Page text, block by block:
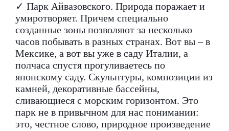
✓ Парк Айвазовского. Природа поражает и
умиротворяет. Причем специально
созданные зоны позволяют за несколько
часов побывать в разных странах. Вот вы – в
Мексике, а вот вы уже в саду Италии, а
полчаса спустя прогуливаетесь по
японскому саду. Скульптуры, композиции из
камней, декоративные бассейны,
сливающиеся с морским горизонтом. Это
парк не в привычном для нас понимании:
это, честное слово, природное произведение